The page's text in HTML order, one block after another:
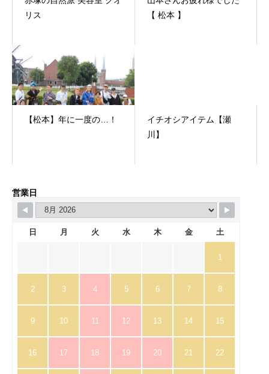
リス
【 松本 】
【松本】年に一度の…！
イチオシアイテム【瀬
川】
営業日
日 月 火 水 木 金 土
1
2 3 4 5 6 7 8
9 10 11 12 13 14 15
16 17 18 19 20 21 22